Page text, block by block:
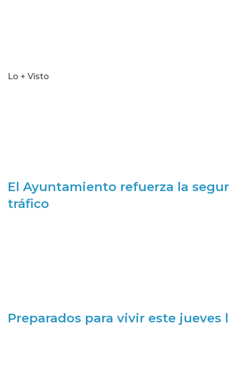
Lo + Visto
El Ayuntamiento refuerza la
tráfico
Preparados para vivir este jueves